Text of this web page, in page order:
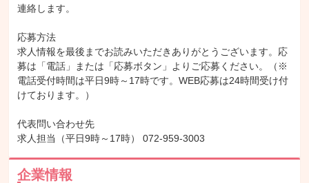
連絡します。
応募方法
求人情報を最後までお読みいただきありがとうございます。応
募は「電話」または「応募ボタン」よりご応募ください。（※
電話受付時間は平日9時～17時です。WEB応募は24時間受け付
けております。）
代表問い合わせ先
求人担当（平日9時～17時） 072-959-3003
企業情報